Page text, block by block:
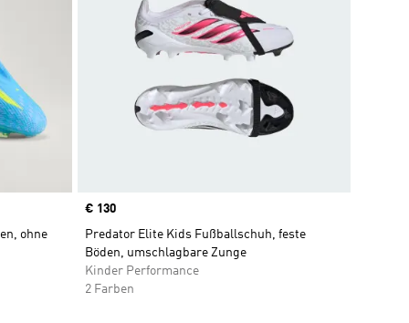
ohne
Price
€ 130
Predator Elite Kids Fußballschuh, feste
Böden, umschlagbare Zunge
Kinder Performance
2 Farben